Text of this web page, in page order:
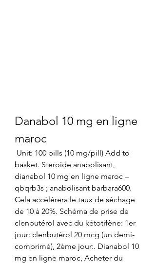
Danabol 10 mg en ligne
maroc
basket. Steroide anabolisant,
dianabol 10 mg en ligne maroc –
qbqrb3s ; anabolisant barbara600.
Cela accélérera le taux de séchage
de 10 à 20%. Schéma de prise de
clenbutérol avec du kétotifène: 1er
jour: clenbutérol 20 mcg (un demi-
comprimé), 2ème jour:. Dianabol 10
mg en ligne maroc, Acheter du